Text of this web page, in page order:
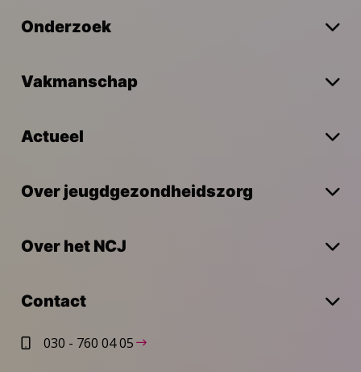
Onderzoek
Vakmanschap
Actueel
Over jeugdgezondheidszorg
Over het NCJ
Contact
030 - 760 04 05